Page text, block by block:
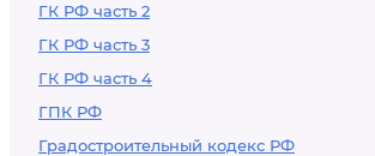
ГК РФ часть 2
ГК РФ часть 3
ГК РФ часть 4
ГПК РФ
Градостроительный кодекс РФ